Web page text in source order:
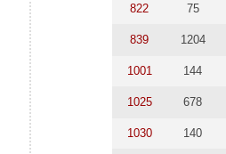
822 75
839 1204
1001 144
1025 678
1030 140